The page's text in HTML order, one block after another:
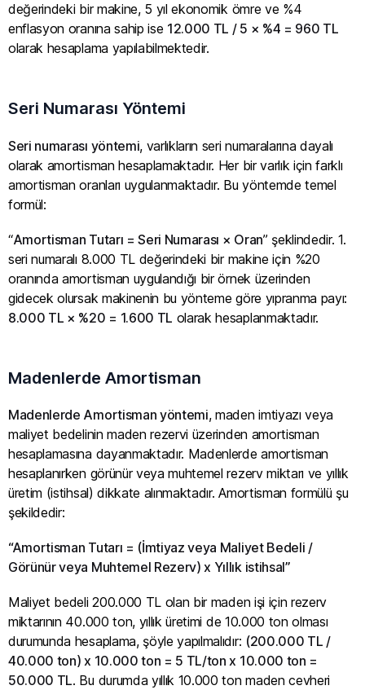
değerindeki bir makine, 5 yıl ekonomik ömre ve %4
enflasyon oranına sahip ise 12.000 TL / 5 × %4 = 960 TL
olarak hesaplama yapılabilmektedir.
Seri Numarası Yöntemi
Seri numarası yöntemi, varlıkların seri numaralarına dayalı
olarak amortisman hesaplamaktadır. Her bir varlık için farklı
amortisman oranları uygulanmaktadır. Bu yöntemde temel
formül:
“Amortisman Tutarı = Seri Numarası × Oran” şeklindedir. 1.
seri numaralı 8.000 TL değerindeki bir makine için %20
oranında amortisman uygulandığı bir örnek üzerinden
gidecek olursak makinenin bu yönteme göre yıpranma payı:
8.000 TL × %20 = 1.600 TL olarak hesaplanmaktadır.
Madenlerde Amortisman
Madenlerde Amortisman yöntemi, maden imtiyazı veya
maliyet bedelinin maden rezervi üzerinden amortisman
hesaplamasına dayanmaktadır. Madenlerde amortisman
hesaplanırken görünür veya muhtemel rezerv miktarı ve yıllık
üretim (istihsal) dikkate alınmaktadır. Amortisman formülü şu
şekildedir:
“Amortisman Tutarı = (İmtiyaz veya Maliyet Bedeli /
Görünür veya Muhtemel Rezerv) x Yıllık istihsal”
Maliyet bedeli 200.000 TL olan bir maden işi için rezerv
miktarının 40.000 ton, yıllık üretimi de 10.000 ton olması
durumunda hesaplama, şöyle yapılmalıdır: (200.000 TL /
40.000 ton) x 10.000 ton = 5 TL/ton x 10.000 ton =
50.000 TL. Bu durumda yıllık 10.000 ton maden cevheri